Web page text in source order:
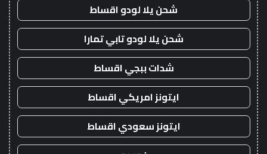
شحن يلا لودو اقساط
شحن يلا لودو تابي تمارا
شدات ببجي اقساط
ايتونز امريكي اقساط
ايتونز سعودي اقساط